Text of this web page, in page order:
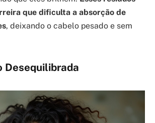
que dificulta a absorção de
, deixando o cabelo pesado e sem
Desequilibrada